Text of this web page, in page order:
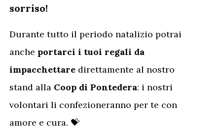
sorriso!
Durante tutto il periodo natalizio potrai
anche portarci i tuoi regali da
impacchettare direttamente al nostro
stand alla Coop di Pontedera: i nostri
volontari li confezioneranno per te con
amore e cura. 💝